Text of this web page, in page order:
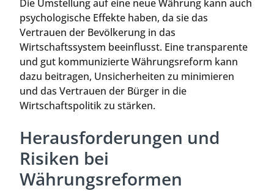
Die Umstellung auf eine neue Währung kann auch
psychologische Effekte haben, da sie das
Vertrauen der Bevölkerung in das
Wirtschaftssystem beeinflusst. Eine transparente
und gut kommunizierte Währungsreform kann
dazu beitragen, Unsicherheiten zu minimieren
und das Vertrauen der Bürger in die
Wirtschaftspolitik zu stärken.
Herausforderungen und
Risiken bei
Währungsreformen